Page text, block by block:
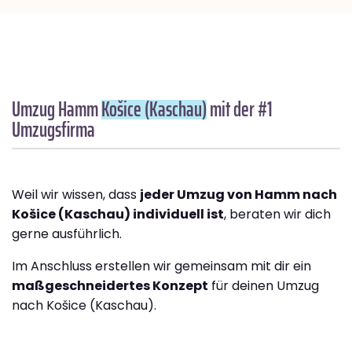
Umzug HammKošice (Kaschau)mit der #1
Umzugsfirma
Weil wir wissen, dass jeder Umzug von Hamm nach
Košice (Kaschau) individuell ist, beraten wir dich
gerne ausführlich.
Im Anschluss erstellen wir gemeinsam mit dir ein
maßgeschneidertes Konzept für deinen Umzug
nach Košice (Kaschau).